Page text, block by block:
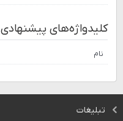
کلیدواژه‌های پیشنهادی
نام
تبلیغات